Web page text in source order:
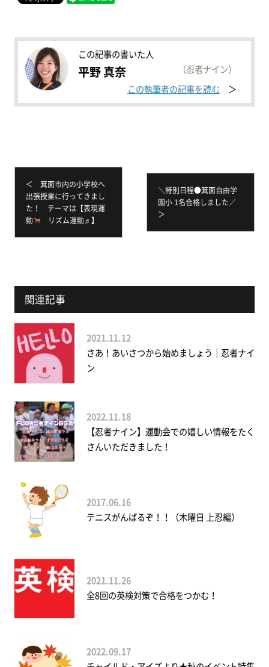
この記事の書いた人
平野 真奈
（忍者ナイン）
この執筆者の記事を読む
＜ 箕面市内の小学校へ
出張授業に行ってきまし
た！ テーマは【表現運
動
リズム運動♬】
＼特別日程●箕面自由学
園小 1名合格しました／
＞
関連記事
2021.11.12
さあ！あいさつから始めましょう｜忍者ナイ
ン
2022.11.18
【忍者ナイン】運動会での嬉しい情報をたく
さんいただきました！
2017.06.16
テニスがんばるぞ！！（木曜日 上忍編）
2021.11.26
全8回の英検対策で合格をつかむ！
2022.09.17